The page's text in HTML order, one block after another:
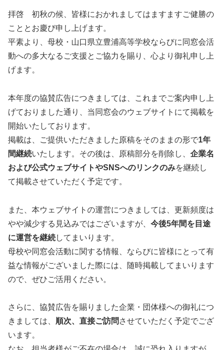
拝啓 初秋の候、皆様におかれましてはますますご健勝の
こととお慶び申し上げます。
平素より、母校・山口県立豊浦高等学校ならびに同窓会活
動への多大なるご支援とご協力を賜り、心より御礼申し上
げます。
本年度の協賛広告につきましては、これまでご案内申し上
げておりました通り、当同窓会のウェブサイトにて掲載を
開始いたしております。
掲載は、ご提供いただきました原稿をそのままの形で1年
間継続いたします。その後は、原稿部分を削除し、 企業名
および公式ウェブサイトやSNSへのリンクのみを継続し
て掲載させていただく予定です。
また、本ウェブサイトの運営につきましては、更新頻度は
やや減少する見込みではございますが、 今後5年間を目途
に運営を継続してまいります。
母校や同窓会活動に関する情報、ならびに皆様にとって有
益な情報がございました際には、随時掲載してまいります
ので、ぜひご活用ください。
さらに、協賛広告を賜りました企業・団体様への御礼につ
きましては、 順次、直接ご訪問 させていただく予定でござ
います。